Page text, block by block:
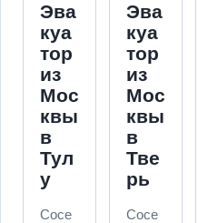
Эва
куа
тор
из
Мос
квы
в
Тул
у
Сосе
Эва
куа
тор
из
Мос
квы
в
Тве
рь
Сосе